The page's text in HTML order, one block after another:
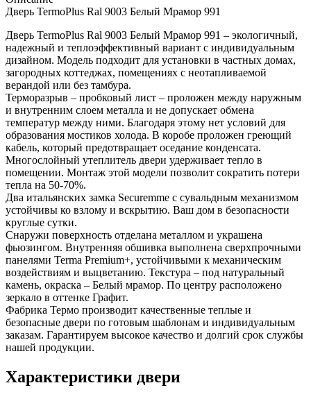
Дверь TermoPlus Ral 9003 Белый Мрамор 991
Дверь TermoPlus Ral 9003 Белый Мрамор 991 – экологичный,
надежный и теплоэффективный вариант с индивидуальным
дизайном. Модель подходит для установки в частных домах,
загородных коттеджах, помещениях с неотапливаемой
верандой или без тамбура.
Терморазрыв – пробковый лист – проложен между наружным
и внутренним слоем металла и не допускает обмена
температур между ними. Благодаря этому нет условий для
образования мостиков холода. В коробе проложен греющий
кабель, который предотвращает оседание конденсата.
Многослойный утеплитель двери удерживает тепло в
помещении. Монтаж этой модели позволит сократить потери
тепла на 50-70%.
Два итальянских замка Securemme с сувальдным механизмом
устойчивы ко взлому и вскрытию. Ваш дом в безопасности
круглые сутки.
Снаружи поверхность отделана металлом и украшена
фьюзингом. Внутренняя обшивка выполнена сверхпрочными
панелями Terma Premium+, устойчивыми к механическим
воздействиям и выцветанию. Текстура – под натуральный
камень, окраска – Белый мрамор. По центру расположено
зеркало в оттенке Графит.
Фабрика Термо производит качественные теплые и
безопасные двери по готовым шаблонам и индивидуальным
заказам. Гарантируем высокое качество и долгий срок службы
нашей продукции.
Характеристики двери